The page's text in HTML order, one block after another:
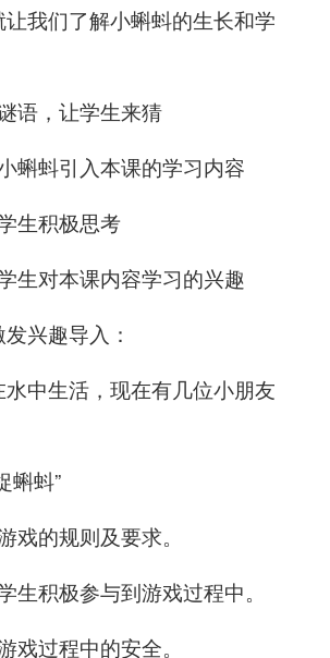
我们了解小蝌蚪的生长和学
语，让学生来猜
蝌蚪引入本课的学习内容
生积极思考
生对本课内容学习的兴趣
发兴趣导入：
中生活，现在有几位小朋友
蝌蚪”
戏的规则及要求。
生积极参与到游戏过程中。
戏过程中的安全。